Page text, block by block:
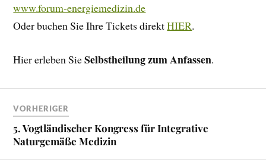
www.forum-energiemedizin.de
Oder buchen Sie Ihre Tickets direktHIER.
Hier erleben SieSelbstheilung zum Anfassen.
VORHERIGER
5. Vogtländischer Kongress für Integrative
Naturgemäße Medizin